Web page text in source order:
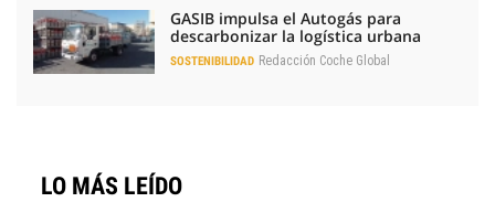
GASIB impulsa el Autogás para
descarbonizar la logística urbana
SOSTENIBILIDAD Redacción Coche Global
LO MÁS LEÍDO